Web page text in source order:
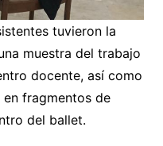
tuvieron la
muestra del trabajo
docente, así como
fragmentos de
del ballet.